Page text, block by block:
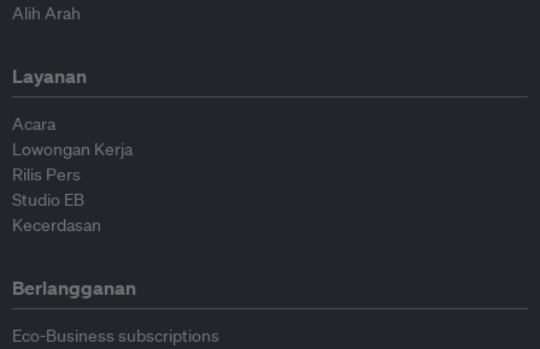
Alih Arah
Layanan
Acara
Lowongan Kerja
Rilis Pers
Studio EB
Kecerdasan
Berlangganan
Eco-Business subscriptions